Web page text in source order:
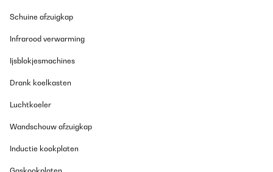
Schuine afzuigkap
Infrarood verwarming
Ijsblokjesmachines
Drank koelkasten
Luchtkoeler
Wandschouw afzuigkap
Inductie kookplaten